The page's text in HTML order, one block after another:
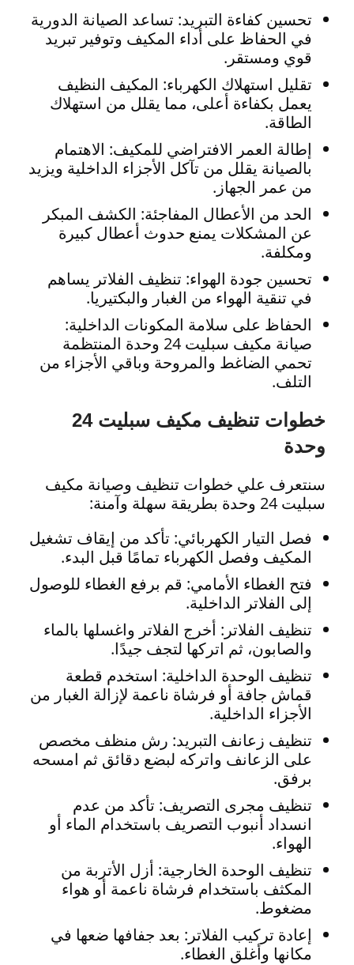
تحسين كفاءة التبريد: تساعد الصيانة الدورية
في الحفاظ على أداء المكيف وتوفير تبريد
قوي ومستقر.
تقليل استهلاك الكهرباء: المكيف النظيف
يعمل بكفاءة أعلى، مما يقلل من استهلاك
الطاقة.
إطالة العمر الافتراضي للمكيف: الاهتمام
بالصيانة يقلل من تآكل الأجزاء الداخلية ويزيد
من عمر الجهاز.
الحد من الأعطال المفاجئة: الكشف المبكر
عن المشكلات يمنع حدوث أعطال كبيرة
ومكلفة.
تحسين جودة الهواء: تنظيف الفلاتر يساهم
في تنقية الهواء من الغبار والبكتيريا.
الحفاظ على سلامة المكونات الداخلية:
صيانة مكيف سبليت 24 وحدة المنتظمة
تحمي الضاغط والمروحة وباقي الأجزاء من
التلف.
خطوات تنظيف مكيف سبليت 24
وحدة
سنتعرف علي خطوات تنظيف وصيانة مكيف
سبليت 24 وحدة بطريقة سهلة وآمنة:
فصل التيار الكهربائي: تأكد من إيقاف تشغيل
المكيف وفصل الكهرباء تمامًا قبل البدء.
فتح الغطاء الأمامي: قم برفع الغطاء للوصول
إلى الفلاتر الداخلية.
تنظيف الفلاتر: أخرج الفلاتر واغسلها بالماء
والصابون، ثم اتركها لتجف جيدًا.
تنظيف الوحدة الداخلية: استخدم قطعة
قماش جافة أو فرشاة ناعمة لإزالة الغبار من
الأجزاء الداخلية.
تنظيف زعانف التبريد: رش منظف مخصص
على الزعانف واتركه لبضع دقائق ثم امسحه
برفق.
تنظيف مجرى التصريف: تأكد من عدم
انسداد أنبوب التصريف باستخدام الماء أو
الهواء.
تنظيف الوحدة الخارجية: أزل الأتربة من
المكثف باستخدام فرشاة ناعمة أو هواء
مضغوط.
إعادة تركيب الفلاتر: بعد جفافها ضعها في
مكانها وأغلق الغطاء.